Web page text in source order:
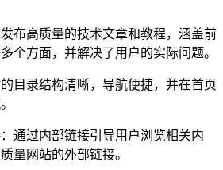
布高质量的技术文章和教程，涵盖前
个方面，并解决了用户的实际问题。
目录结构清晰，导航便捷，并在首页
通过内部链接引导用户浏览相关内
量网站的外部链接。